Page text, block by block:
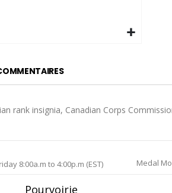
rank insignia, Canadian Corps
8:00a.m to 4:00p.m (EST) Medal
Pourvoirie